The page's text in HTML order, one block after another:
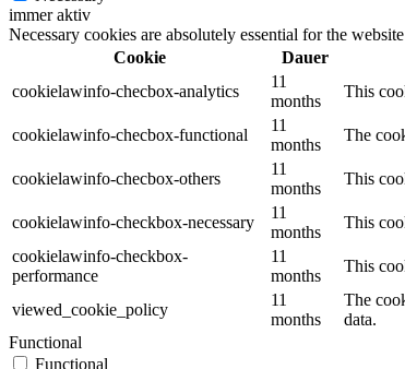
immer aktiv
Necessary cookies are absolutely essential for the
Cookie
Dauer
cookielawinfo-checbox-analytics
11
months
This
cookielawinfo-checbox-functional
11
months
The
cookielawinfo-checbox-others
11
months
This
cookielawinfo-checkbox-necessary
11
months
This
cookielawinfo-checkbox-
performance
11
months
This
viewed_cookie_policy
11
months
The
data.
Functional
Functional